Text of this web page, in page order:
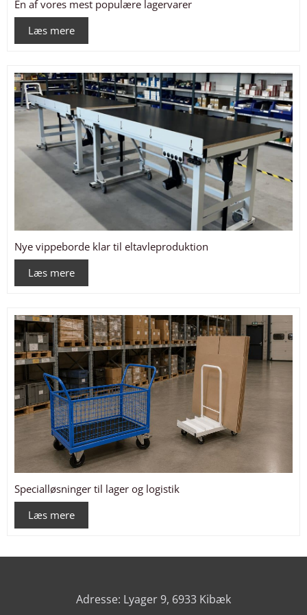
En af vores mest populære lagervarer
Læs mere
Nye vippeborde klar til eltavleproduktion
Læs mere
Specialløsninger til lager og logistik
Læs mere
Adresse: Lyager 9, 6933 Kibæk